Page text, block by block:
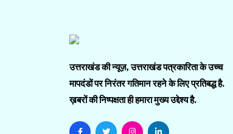
उत्तराखंड की न्यूज़, उत्तराखंड पत्रकारिता के उच्च
मापदंडों पर निरंतर गतिमान रहने के लिए प्रतिबद्ध है.
ख़बरों की निष्पक्षता ही हमारा मुख्य उद्देश्य है.